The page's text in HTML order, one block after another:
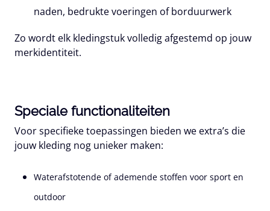
naden, bedrukte voeringen of borduurwerk
Zo wordt elk kledingstuk volledig afgestemd op jouw
merkidentiteit.
Speciale functionaliteiten
Voor specifieke toepassingen bieden we extra’s die
jouw kleding nog unieker maken:
Waterafstotende of ademende stoffen voor sport en
outdoor